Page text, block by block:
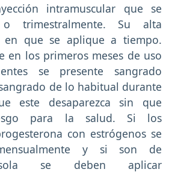
intramuscular que se
trimestralmente. Su alta
en que se aplique a tiempo.
en los primeros meses de uso
se presente sangrado
de lo habitual durante
este desaparezca sin que
para la salud. Si los
con estrógenos se
y si son de
sola se deben aplicar